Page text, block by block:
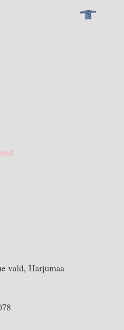
vald, Harjumaa